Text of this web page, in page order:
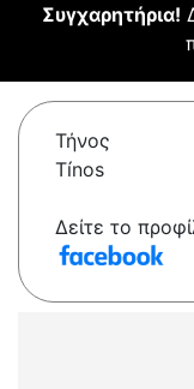
Συγχαρητήρια!
Τήνος
Tínos
Δείτε το